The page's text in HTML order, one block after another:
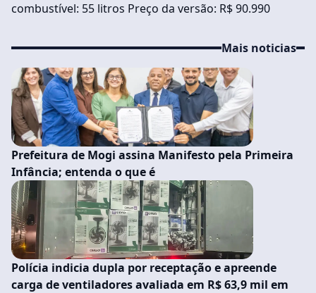
combustível: 55 litros Preço da versão: R$ 90.990
Mais noticias
Prefeitura de Mogi assina Manifesto pela Primeira
Infância; entenda o que é
Polícia indicia dupla por receptação e apreende
carga de ventiladores avaliada em R$ 63,9 mil em